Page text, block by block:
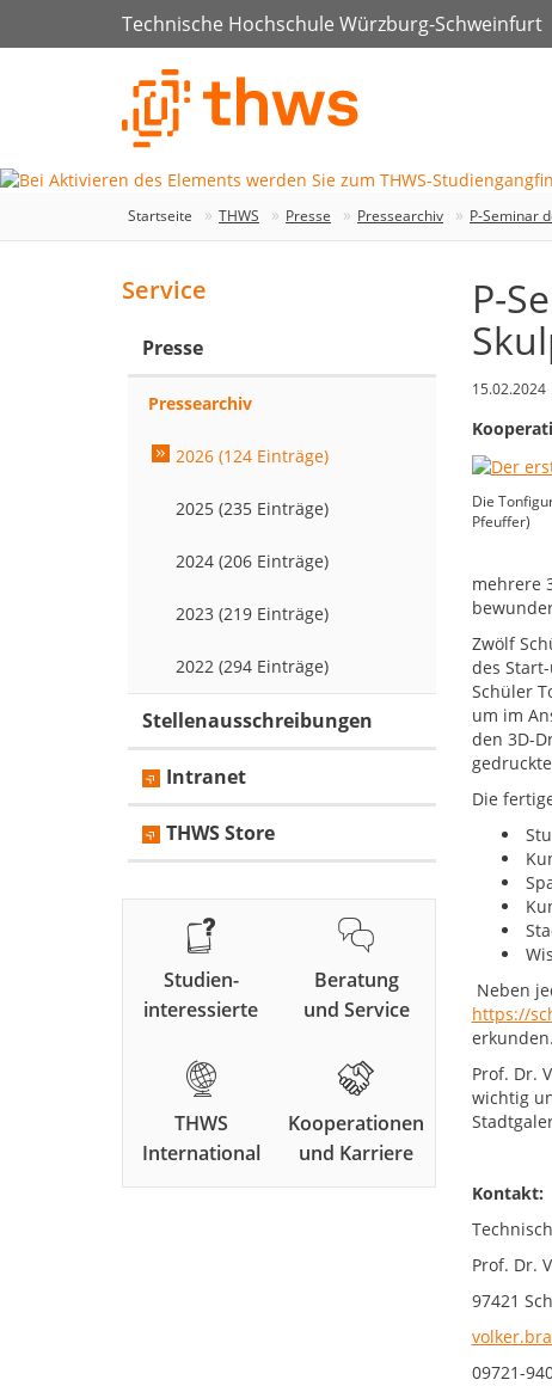
Technische Hochschule Würzburg-Schweinfurt
Startseite THWS Presse Pressearchiv P-Seminar
P-
15.02.2024
Die
Pfeuffer)
mehrere
Zwölf
des
Schüler
um im
den 3D-
Die
Neben
https://
erkunden.
Prof. Dr.
wichtig
Prof. Dr.
97421
09721-
Service
Presse
Pressearchiv
2026 (124 Einträge)
2025 (235 Einträge)
2024 (206 Einträge)
2023 (219 Einträge)
2022 (294 Einträge)
Stellenausschreibungen
Intranet
THWS Store
Studien-
interessierte
Beratung
und Service
THWS
International
Kooperationen
und Karriere